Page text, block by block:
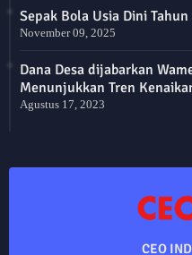
Sepak Bola Usia Dini
November 09, 2025
Dana Desa dijabarkan
Menunjukkan Tren
Agustus 17, 2023
CEO